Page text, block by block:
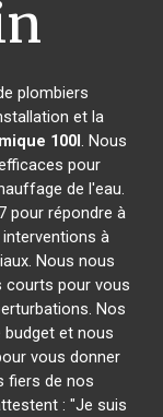
plombiers
et la
100l. Nous
pour
de l'eau.
pour répondre à
à
Nous nous
courts pour vous
Nos
et nous
vous donner
fiers de nos
: "Je suis